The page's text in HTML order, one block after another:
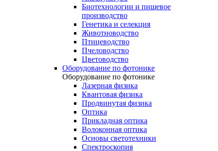
Биотехнологии и пищевое
производство
Генетика и селекция
Животноводство
Птицеводство
Пчеловодство
Цветоводство
Оборудование по фотонике
Оборудование по фотонике
Лазерная физика
Квантовая физика
Продвинутая физика
Оптика
Прикладная оптика
Волоконная оптика
Основы светотехники
Спектроскопия